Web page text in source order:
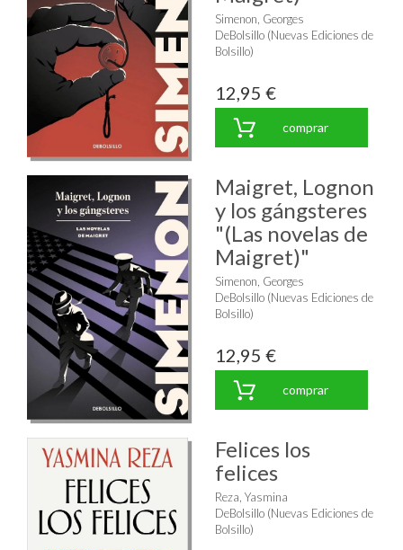
Simenon, Georges
DeBolsillo (Nuevas Ediciones de
Bolsillo)
12,95 €
comprar
Maigret, Lognon
y los gángsteres
"(Las novelas de
Maigret)"
Simenon, Georges
DeBolsillo (Nuevas Ediciones de
Bolsillo)
12,95 €
comprar
Felices los
felices
Reza, Yasmina
DeBolsillo (Nuevas Ediciones de
Bolsillo)